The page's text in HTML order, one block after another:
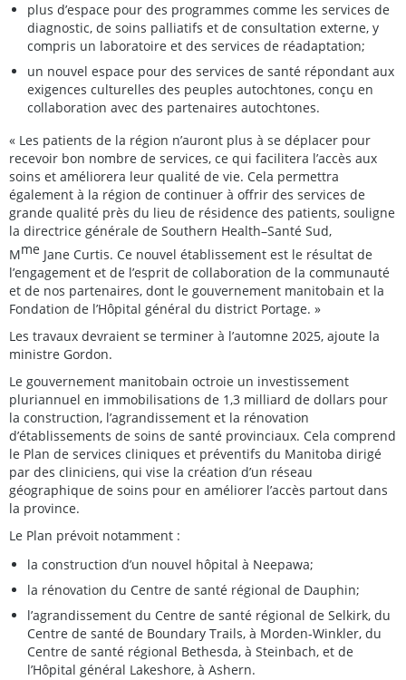
plus d’espace pour des programmes comme les services de
diagnostic, de soins palliatifs et de consultation externe, y
compris un laboratoire et des services de réadaptation;
un nouvel espace pour des services de santé répondant aux
exigences culturelles des peuples autochtones, conçu en
collaboration avec des partenaires autochtones.
« Les patients de la région n’auront plus à se déplacer pour
recevoir bon nombre de services, ce qui facilitera l’accès aux
soins et améliorera leur qualité de vie. Cela permettra
également à la région de continuer à offrir des services de
grande qualité près du lieu de résidence des patients, souligne
la directrice générale de Southern Health–Santé Sud,
Mme Jane Curtis. Ce nouvel établissement est le résultat de
l’engagement et de l’esprit de collaboration de la communauté
et de nos partenaires, dont le gouvernement manitobain et la
Fondation de l’Hôpital général du district Portage. »
Les travaux devraient se terminer à l’automne 2025, ajoute la
ministre Gordon.
Le gouvernement manitobain octroie un investissement
pluriannuel en immobilisations de 1,3 milliard de dollars pour
la construction, l’agrandissement et la rénovation
d’établissements de soins de santé provinciaux. Cela comprend
le Plan de services cliniques et préventifs du Manitoba dirigé
par des cliniciens, qui vise la création d’un réseau
géographique de soins pour en améliorer l’accès partout dans
la province.
Le Plan prévoit notamment :
la construction d’un nouvel hôpital à Neepawa;
la rénovation du Centre de santé régional de Dauphin;
l’agrandissement du Centre de santé régional de Selkirk, du
Centre de santé de Boundary Trails, à Morden-Winkler, du
Centre de santé régional Bethesda, à Steinbach, et de
l’Hôpital général Lakeshore, à Ashern.